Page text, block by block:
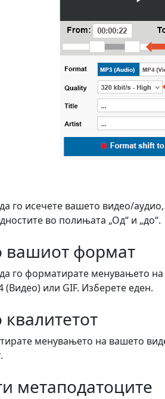
го исечете вашето видео/
во полињата „Од“ и „до“.
вашиот формат
го форматирате менувањето
(Видео) или GIF. Изберете еден.
менувањето на вашето
метаподатоците